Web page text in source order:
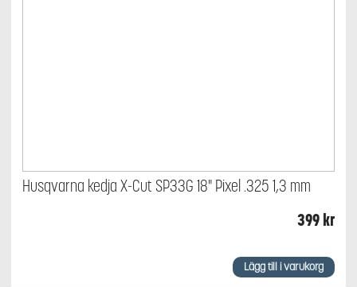
Husqvarna kedja X-Cut SP33G 18" Pixel .325 1,3 mm
399kr
Lägg till i varukorg